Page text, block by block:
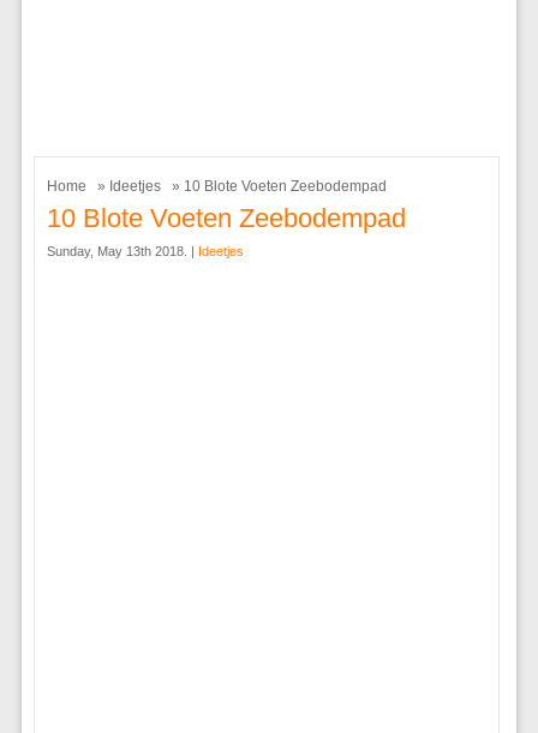
Home » Ideetjes » 10 Blote Voeten Zeebodempad
10 Blote Voeten Zeebodempad
Sunday, May 13th 2018. | Ideetjes